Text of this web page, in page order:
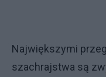
Największymi
szachrajstwa są